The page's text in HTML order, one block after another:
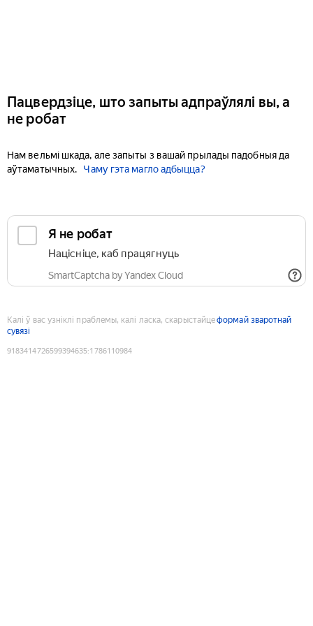
Пацвердзіце, што запыты адпраўлялі вы, а
не робат
Нам вельмі шкада, але запыты з вашай прылады падобныя да
аўтаматычных.
Чаму гэта магло адбыцца?
Я не робат
Націсніце, каб працягнуць
SmartCaptcha by Yandex Cloud
Калі ў вас узніклі праблемы, калі ласка, скарыстайцеформай зваротнай
сувязі
9183414726599394635:1786110984